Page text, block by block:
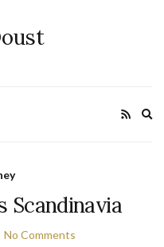
Scandinavia
No Comments